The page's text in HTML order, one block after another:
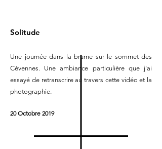
Solitude
Une journée dans la brume sur le sommet des
Cévennes. Une ambiance particulière que j'ai
essayé de retranscrire au travers cette vidéo et la
photographie.
20 Octobre 2019